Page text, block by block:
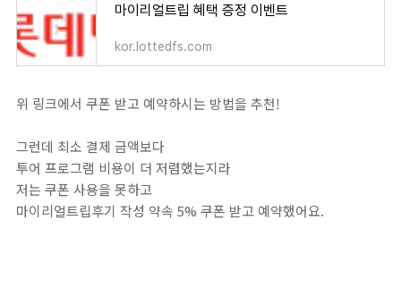
마이리얼트립 혜택 증정 이벤트
kor.lottedfs.com
위 링크에서 쿠폰 받고 예약하시는 방법을 추천!
그런데 최소 결제 금액보다
투어 프로그램 비용이 더 저렴했는지라
저는 쿠폰 사용을 못하고
마이리얼트립후기 작성 약속 5% 쿠폰 받고 예약했어요.